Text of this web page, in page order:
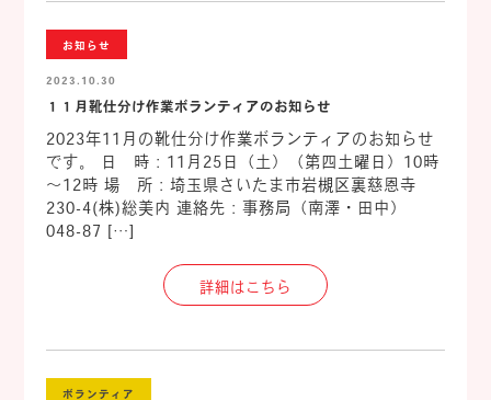
お知らせ
2023.10.30
１１月靴仕分け作業ボランティアのお知らせ
2023年11月の靴仕分け作業ボランティアのお知らせ
です。 日 時：11月25日（土）（第四土曜日）10時
～12時 場 所：埼玉県さいたま市岩槻区裏慈恩寺
230-4(株)総美内 連絡先：事務局（南澤・田中）
048-87 […]
詳細はこちら
ボランティア